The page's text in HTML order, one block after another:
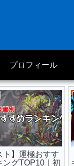
プロフィール
ト】運極おすす
ングTOP10｜初